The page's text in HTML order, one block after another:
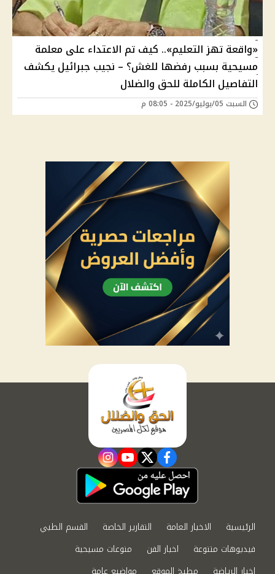
«واقعة تهز التعليم».. كيف تم الاعتداء على معلمة
مسيحية بسبب رفضها للغش؟ – نجيب جبرائيل يكشف
التفاصيل الكاملة للحق والضلال
السبت 05/يوليو/2025 - 08:05 م
facebook
twitter
youtube
instagram
الرئيسية الاخبار العامة التقارير الخاصة
القسم الطبي
فيديوهات متنوعة
اخبار الفن
منوعات مسيحية